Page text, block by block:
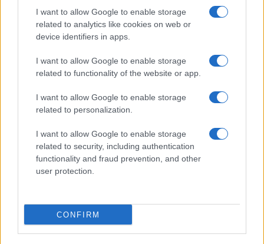
I want to allow Google to enable storage
related to analytics like cookies on web or
device identifiers in apps.
I want to allow Google to enable storage
related to functionality of the website or app.
I want to allow Google to enable storage
related to personalization.
I want to allow Google to enable storage
related to security, including authentication
functionality and fraud prevention, and other
user protection.
CONFIRM